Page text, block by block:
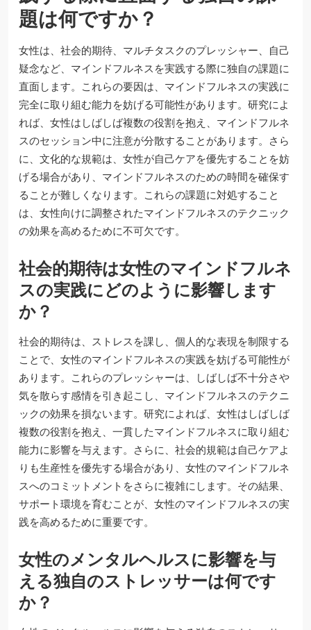
題は何ですか？
女性は、社会的期待、マルチタスクのプレッシャー、自己
疑念など、マインドフルネスを実践する際に独自の課題に
直面します。これらの要因は、マインドフルネスの実践に
完全に取り組む能力を妨げる可能性があります。研究によ
れば、女性はしばしば複数の役割を抱え、マインドフルネ
スのセッション中に注意が分散することがあります。さら
に、文化的な規範は、女性が自己ケアを優先することを妨
げる場合があり、マインドフルネスのための時間を確保す
ることが難しくなります。これらの課題に対処すること
は、女性向けに調整されたマインドフルネスのテクニック
の効果を高めるために不可欠です。
社会的期待は女性のマインドフルネ
スの実践にどのように影響します
か？
社会的期待は、ストレスを課し、個人的な表現を制限する
ことで、女性のマインドフルネスの実践を妨げる可能性が
あります。これらのプレッシャーは、しばしば不十分さや
気を散らす感情を引き起こし、マインドフルネスのテクニ
ックの効果を損ないます。研究によれば、女性はしばしば
複数の役割を抱え、一貫したマインドフルネスに取り組む
能力に影響を与えます。さらに、社会的規範は自己ケアよ
りも生産性を優先する場合があり、女性のマインドフルネ
スへのコミットメントをさらに複雑にします。その結果、
サポート環境を育むことが、女性のマインドフルネスの実
践を高めるために重要です。
女性のメンタルヘルスに影響を与
える独自のストレッサーは何です
か？